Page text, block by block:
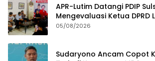
APR-Lutim Datangi PDIP
Mengevaluasi Ketua DPRD
05/08/2026
Sudaryono Ancam Copot